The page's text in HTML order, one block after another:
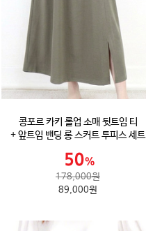
콩포르 카키 롤업 소매 뒷트임 티
+ 앞트임 밴딩 롱 스커트 투피스 세트
178,000원
89,000원